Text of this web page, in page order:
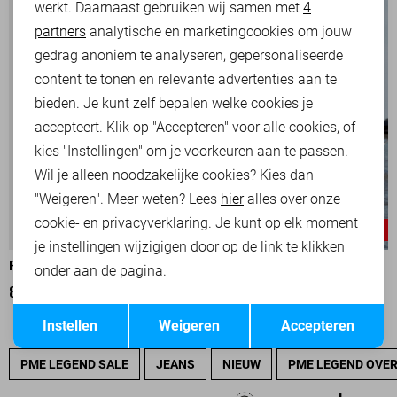
-25%
PME LEGEND TRUI
82,50
PME LEGEND SALE JEANS NIEUW PME LEGEND
Analytische cookies
Marketing cookies
Opslaan
werkt. Daarnaast gebruiken wij samen met 4
partners analytische en marketingcookies om jouw
gedrag anoniem te analyseren, gepersonaliseerde
content te tonen en relevante advertenties aan te
bieden. Je kunt zelf bepalen welke cookies je
accepteert. Klik op "Accepteren" voor alle cookies, of
kies "Instellingen" om je voorkeuren aan te passen.
Wil je alleen noodzakelijke cookies? Kies dan
"Weigeren". Meer weten? Lees hieralles over onze
cookie- en privacyverklaring. Je kunt op elk moment
je instellingen wijzigigen door op de link te klikken
onder aan de pagina.
Accepteren
Weigeren
Instellen